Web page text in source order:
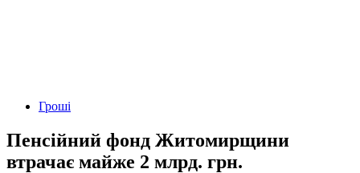
Гроші
Пенсійний фонд Житомирщини
втрачає майже 2 млрд. грн.